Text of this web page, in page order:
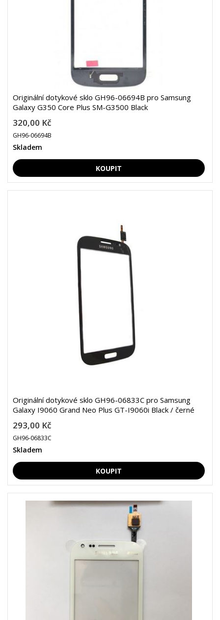
Originální dotykové sklo GH96-06694B pro Samsung
Galaxy G350 Core Plus SM-G3500 Black
320,00 Kč
GH96-06694B
Skladem
Originální dotykové sklo GH96-06833C pro Samsung
Galaxy I9060 Grand Neo Plus GT-I9060i Black / černé
293,00 Kč
GH96-06833C
Skladem